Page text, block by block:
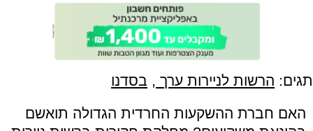
תגים: הרשות לניירות ערך , בסדנו
האם חברת ההשקעות החרדית הגדולה תואשם